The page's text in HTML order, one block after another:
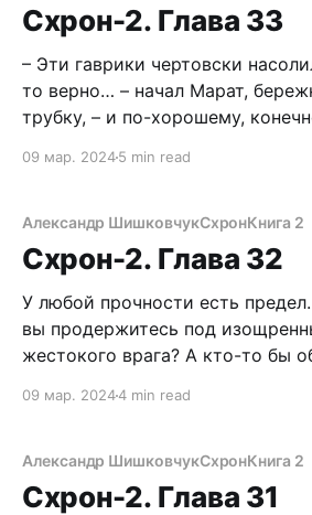
ее. Затем ловко склепал звено
Схрон-2. Глава 33
– Эти гаврики чертовски
то верно… – начал Марат,
трубку, – и по-хорошему,
о чем. Наши партнеры из-за
бойцов для Арены. –
09 мар. 20245 min read
Александр ШишковчукСхронКнига 2
Схрон-2. Глава 32
У любой прочности есть
вы продержитесь под
жестокого врага? А кто-то бы
находится мой предел, на
даст ни единого шанса этим
координаты Схрона.
09 мар. 20244 min read
Александр ШишковчукСхронКнига 2
Схрон-2. Глава 31